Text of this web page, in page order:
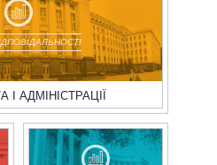
АДМІНІСТРАЦІЇ